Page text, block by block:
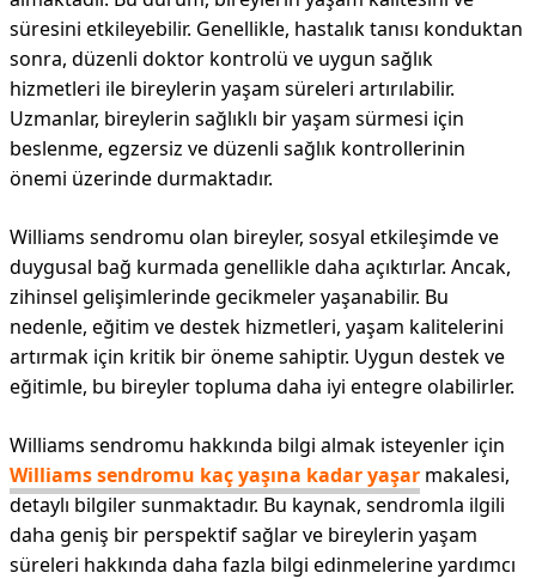
süresini etkileyebilir. Genellikle, hastalık tanısı konduktan
sonra, düzenli doktor kontrolü ve uygun sağlık
hizmetleri ile bireylerin yaşam süreleri artırılabilir.
Uzmanlar, bireylerin sağlıklı bir yaşam sürmesi için
beslenme, egzersiz ve düzenli sağlık kontrollerinin
önemi üzerinde durmaktadır.
Williams sendromu olan bireyler, sosyal etkileşimde ve
duygusal bağ kurmada genellikle daha açıktırlar. Ancak,
zihinsel gelişimlerinde gecikmeler yaşanabilir. Bu
nedenle, eğitim ve destek hizmetleri, yaşam kalitelerini
artırmak için kritik bir öneme sahiptir. Uygun destek ve
eğitimle, bu bireyler topluma daha iyi entegre olabilirler.
Williams sendromu hakkında bilgi almak isteyenler için
Williams sendromu kaç yaşına kadar yaşar makalesi,
detaylı bilgiler sunmaktadır. Bu kaynak, sendromla ilgili
daha geniş bir perspektif sağlar ve bireylerin yaşam
süreleri hakkında daha fazla bilgi edinmelerine yardımcı